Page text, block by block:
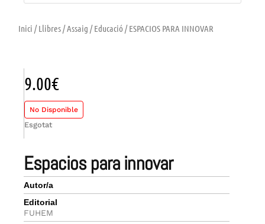
Inici /Llibres/Assaig /Educació / ESPACIOS PARA INNOVAR
espacios para innovar
Autor/a
Editorial
FUHEM
9.00€
No Disponible
Esgotat